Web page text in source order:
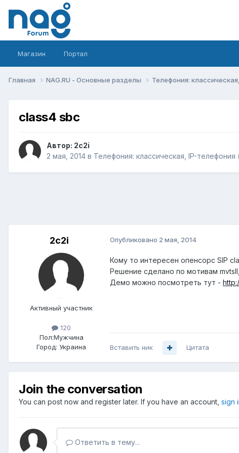
Магазин Портал
Главная NAG.RU - Основные разделы Телефония:
class4 sbc
Автор: 2c2i
2 мая, 2014 в Телефония: классическая, IP-телефония
2c2i
Активный участник
120
Пол:Мужчина
Город: Украина
Опубликовано 2 мая, 2014
Кому то интересен опенсорс SIP
Решение сделано по мотивам
Демо можно посмотреть тут -
Вставить ник Цитата
Join the conversation
You can post now and register later. If you have an account, sign
Ответить в тему...